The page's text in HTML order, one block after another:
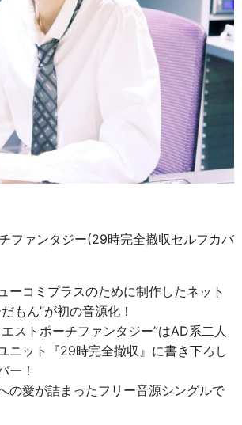
ファンタジー(29時完全撤収セルフカバ
ーコミプラスのために制作したネット
もん”が初の音源化！
ストポーチファンタジー”はAD系二人
ニット『29時完全撤収』に書き下ろし
ー！
の愛が詰まったフリー音源シングルで